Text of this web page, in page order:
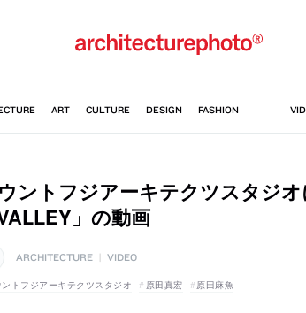
ントフジアーキテクツスタジ
VALLEY」の動画
ARCHITECTURE VIDEO
トフジアーキテクツスタジオ 原田真宏 原田麻魚